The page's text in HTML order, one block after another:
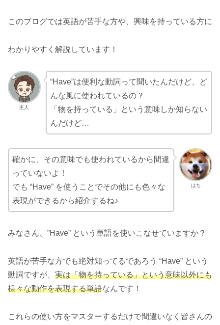
このブログでは英語が苦手な方や、興味を持っている方に
わかりやすく解説しています！
主人
“Have”は便利な動詞って聞いたんだけど、ど
んな風に使われているの？
「物を持っている」という意味しか知らない
んだけど…
はち
確かに、その意味でも使われているから間違
っていないよ！
でも “Have” を使うことでその他にも色々な
表現ができるから紹介するね♪
みなさん、”Have” という単語を使いこなせていますか？
英語が苦手な方でも絶対知ってるであろう “Have” という
動詞ですが、 実は「物を持っている」という意味以外にも
様々な動作を表現する単語なんです！
これらの使い方をマスターするだけで間違いなく皆さんの